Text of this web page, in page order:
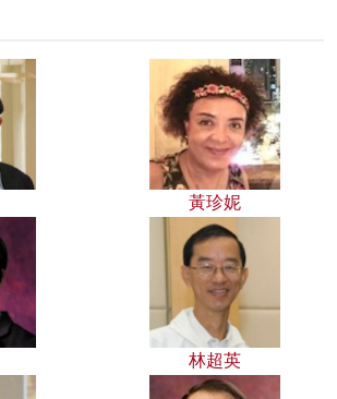
黃珍妮
林超英